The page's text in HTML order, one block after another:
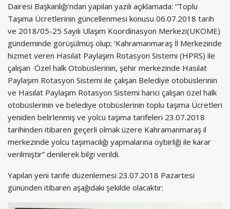
Dairesi Başkanlığı’ndan yapılan yazılı açıklamada: “Toplu
Taşıma Ücretlerinin güncellenmesi konusu 06.07.2018 tarih
ve 2018/05-25 Sayılı Ulaşım Koordinasyon Merkezi(UKOME)
gündeminde görüşülmüş olup; ‘Kahramanmaraş İl Merkezinde
hizmet veren Hasılat Paylaşım Rotasyon Sistemi (HPRS) ile
çalışan Özel halk Otobüslerinin, şehir merkezinde Hasılat
Paylaşım Rotasyon Sistemi ile çalışan Belediye otobüslerinin
ve Hasılat Paylaşım Rotasyon Sistemi harici çalışan özel halk
otobüslerinin ve belediye otobüslerinin toplu taşıma Ücretleri
yeniden belirlenmiş ve yolcu taşıma tarifeleri 23.07.2018
tarihinden itibaren geçerli olmak üzere Kahramanmaraş il
merkezinde yolcu taşımacılığı yapmalarına oybirliği ile karar
verilmiştir” denilerek bilgi verildi.
Yapılan yeni tarife düzenlemesi 23.07.2018 Pazartesi
gününden itibaren aşağıdaki şekilde olacaktır: